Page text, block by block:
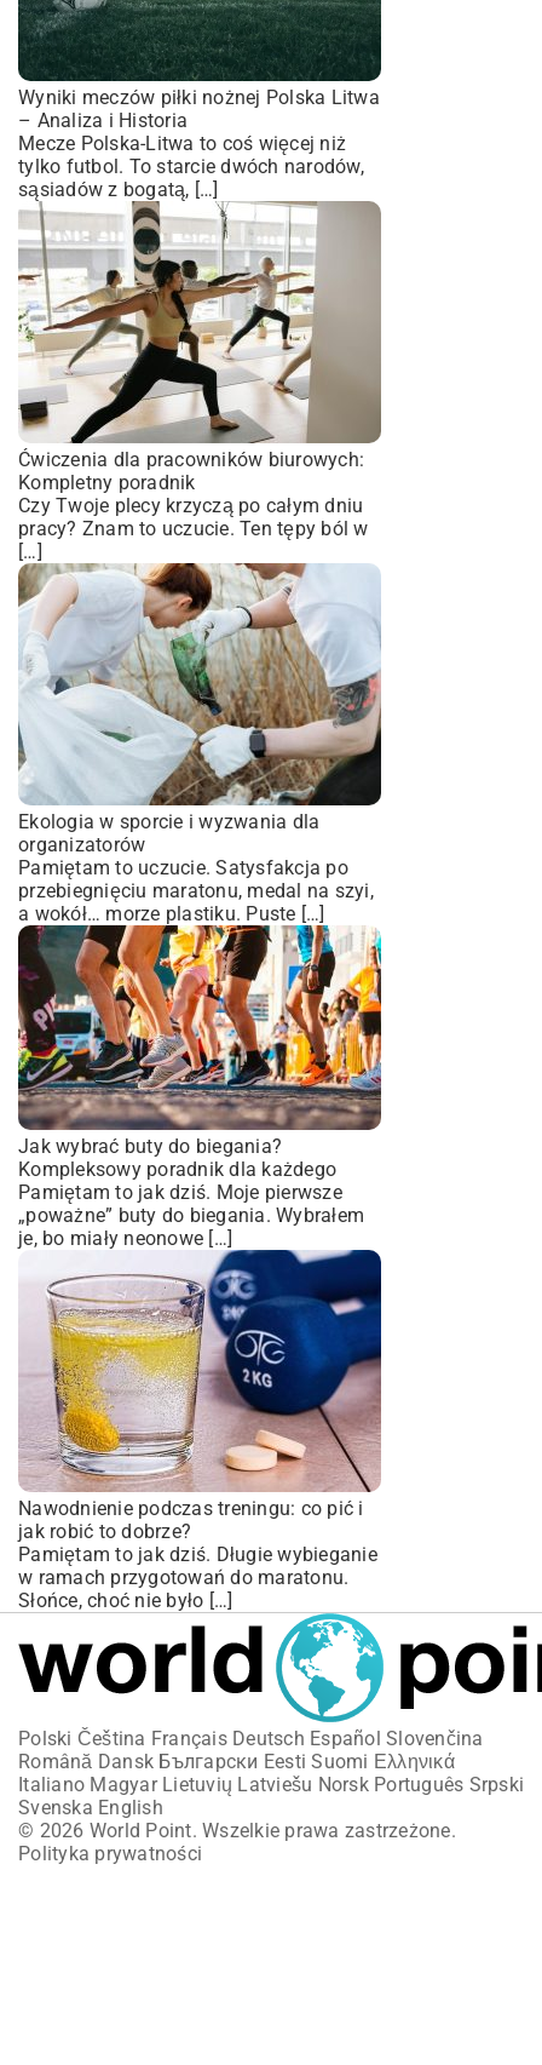
Wyniki meczów piłki nożnej Polska Litwa
– Analiza i Historia
Mecze Polska-Litwa to coś więcej niż
tylko futbol. To starcie dwóch narodów,
sąsiadów z bogatą, […]
Ćwiczenia dla pracowników biurowych:
Kompletny poradnik
Czy Twoje plecy krzyczą po całym dniu
pracy? Znam to uczucie. Ten tępy ból w
[…]
Ekologia w sporcie i wyzwania dla
organizatorów
Pamiętam to uczucie. Satysfakcja po
przebiegnięciu maratonu, medal na szyi,
a wokół… morze plastiku. Puste […]
Jak wybrać buty do biegania?
Kompleksowy poradnik dla każdego
Pamiętam to jak dziś. Moje pierwsze
„poważne” buty do biegania. Wybrałem
je, bo miały neonowe […]
Nawodnienie podczas treningu: co pić i
jak robić to dobrze?
Pamiętam to jak dziś. Długie wybieganie
w ramach przygotowań do maratonu.
Słońce, choć nie było […]
Polski Čeština Français Deutsch Español Slovenčina
Română Dansk Български Eesti Suomi Ελληνικά
Italiano Magyar Lietuvių Latviešu Norsk Português Srpski
Svenska English
© 2026 World Point. Wszelkie prawa zastrzeżone.
Polityka prywatności